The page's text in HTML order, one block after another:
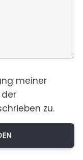
meiner
zu.